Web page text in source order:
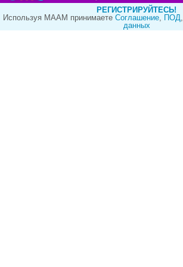
РЕГИСТРИРУЙТЕСЬ!
Используя МААМ принимаете Cоглашение, ПОД,
данных